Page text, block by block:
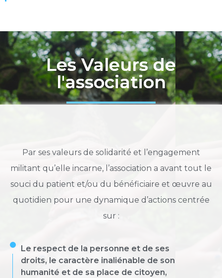
Les Valeurs de
l'association
Par ses valeurs de solidarité et l’engagement
militant qu’elle incarne, l’association a avant tout le
souci du patient et/ou du bénéficiaire et œuvre au
quotidien pour une dynamique d’actions centrée
sur :
Le respect de la personne et de ses
droits, le caractère inaliénable de son
humanité et de sa place de citoyen,